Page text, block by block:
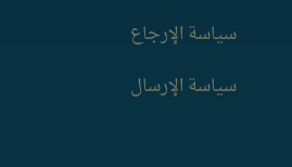
سياسة الإرجاع
سياسة الإرسال